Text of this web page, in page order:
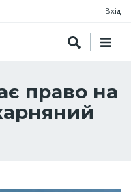
Вхід
право на